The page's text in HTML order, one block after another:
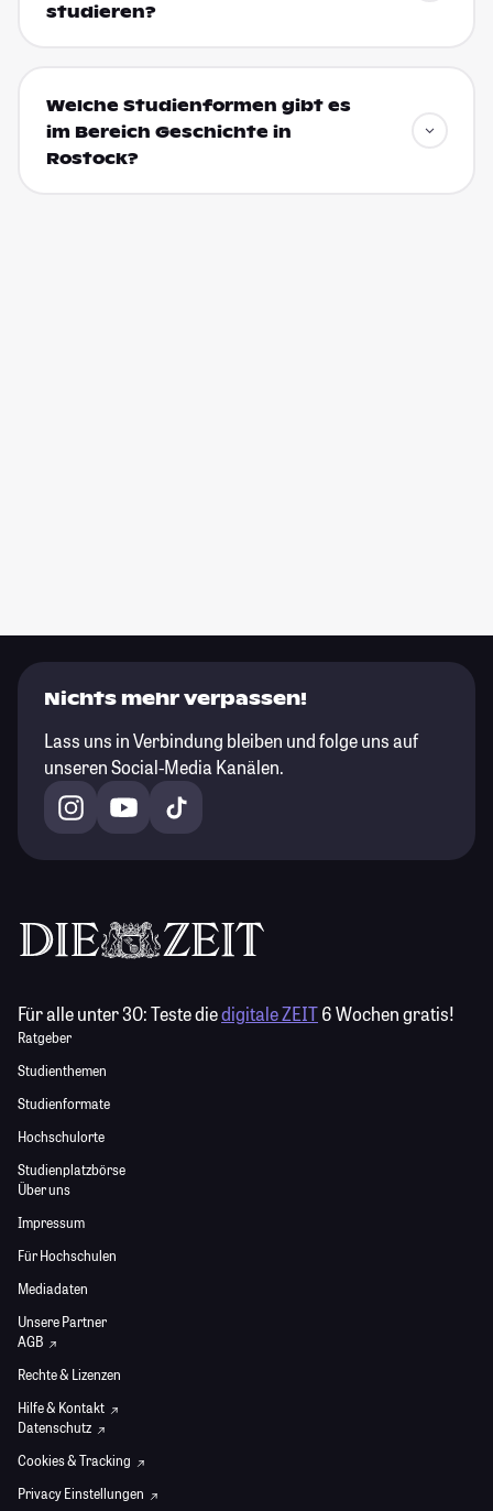
studieren?
Welche Studienformen gibt es
im Bereich Geschichte in
Rostock?
Nichts mehr verpassen!
Lass uns in Verbindung bleiben und folge uns auf
unseren Social-Media Kanälen.
Für alle unter 30:Teste diedigitale ZEIT6 Wochen gratis!
Ratgeber
Studienthemen
Studienformate
Hochschulorte
Studienplatzbörse
Über uns
Impressum
Für Hochschulen
Mediadaten
Unsere Partner
AGB
Rechte & Lizenzen
Hilfe & Kontakt
Datenschutz
Cookies & Tracking
Privacy Einstellungen